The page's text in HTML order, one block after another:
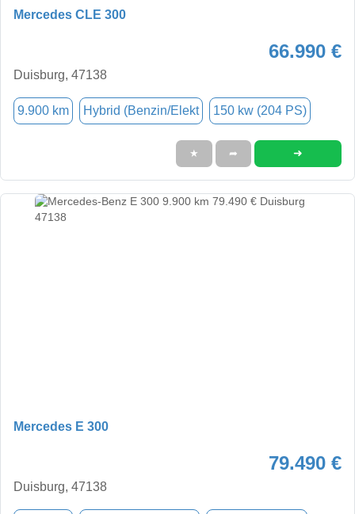
Mercedes CLE 300
66.990 €
Duisburg, 47138
9.900 km Hybrid (Benzin/Elekt 150 kw (204 PS)
★ ➦ ➜
Mercedes E 300
79.490 €
Duisburg, 47138